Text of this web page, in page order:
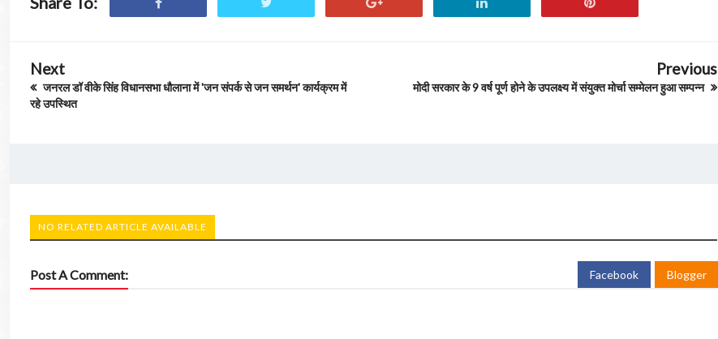
Next
जनरल डॉ वीके सिंह विधानसभा धौलाना में 'जन संपर्क से जन समर्थन' कार्यक्रम में
रहे उपस्थित
Previous
मोदी सरकार के 9 वर्ष पूर्ण होने के उपलक्ष्य में संयुक्त मोर्चा सम्मेलन हुआ सम्पन्न
NO RELATED ARTICLE AVAILABLE
Post A Comment: Facebook Blogger